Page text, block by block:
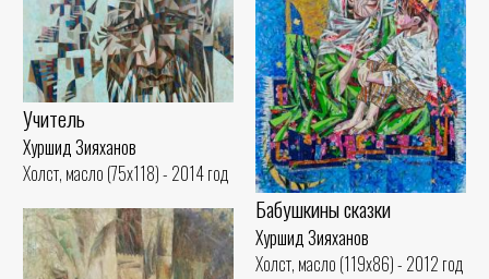
Бабушкины сказки
Хуршид Зияханов
Холст, масло (119x86) - 2012 год
Учитель
Хуршид Зияханов
Холст, масло (75x118) - 2014 год